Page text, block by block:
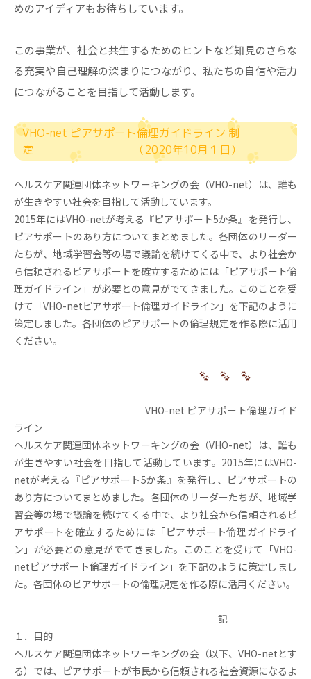
めのアイディアもお待ちしています。
この事業が、社会と共生するためのヒントなど知見のさらな
る充実や自己理解の深まりにつながり、私たちの自信や活力
につながることを目指して活動します。
VHO-net ピアサポート倫理ガイドライン 制
定 （2020年10月１日）
ヘルスケア関連団体ネットワーキングの会（VHO-net）は、誰も
が生きやすい社会を目指して活動しています。
2015年にはVHO-netが考える『ピアサポート5か条』を発行し、
ピアサポートのあり方についてまとめました。各団体のリーダー
たちが、地域学習会等の場で議論を続けてくる中で、より社会か
ら信頼されるピアサポートを確立するためには「ピアサポート倫
理ガイドライン」が必要との意見がでてきました。このことを受
けて「VHO-netピアサポート倫理ガイドライン」を下記のように
策定しました。各団体のピアサポートの倫理規定を作る際に活用
ください。
VHO-net ピアサポート倫理ガイド
ライン
ヘルスケア関連団体ネットワーキングの会（VHO-net）は、誰も
が生きやすい社会を目指して活動しています。2015年にはVHO-
netが考える『ピアサポート5か条』を発行し、ピアサポートの
あり方についてまとめました。各団体のリーダーたちが、地域学
習会等の場で議論を続けてくる中で、より社会から信頼されるピ
アサポートを確立するためには「ピアサポート倫理ガイドライ
ン」が必要との意見がでてきました。このことを受けて「VHO-
netピアサポート倫理ガイドライン」を下記のように策定しまし
た。各団体のピアサポートの倫理規定を作る際に活用ください。
記
１．目的
ヘルスケア関連団体ネットワーキングの会（以下、VHO-netとす
る）では、ピアサポートが市民から信頼される社会資源になるよ